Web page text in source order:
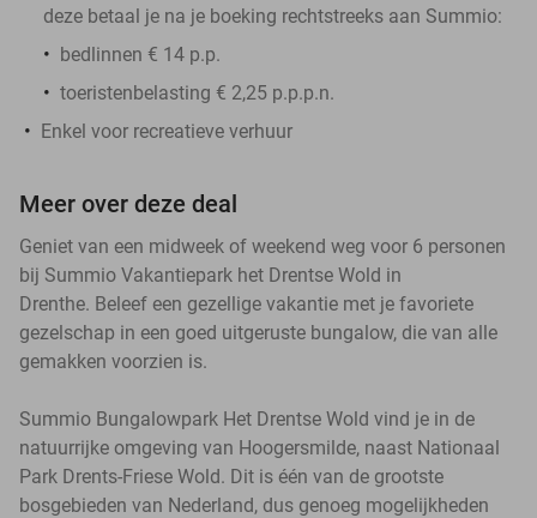
deze betaal je na je boeking rechtstreeks aan Summio:
bedlinnen € 14 p.p.
toeristenbelasting € 2,25 p.p.p.n.
Enkel voor recreatieve verhuur
Meer over deze deal
Geniet van een midweek of weekend weg voor 6 personen
bij Summio Vakantiepark het Drentse Wold in
Drenthe. Beleef een gezellige vakantie met je favoriete
gezelschap in een goed uitgeruste bungalow, die van alle
gemakken voorzien is.
Summio Bungalowpark Het Drentse Wold vind je in de
natuurrijke omgeving van Hoogersmilde, naast Nationaal
Park Drents-Friese Wold. Dit is één van de grootste
bosgebieden van Nederland, dus genoeg mogelijkheden